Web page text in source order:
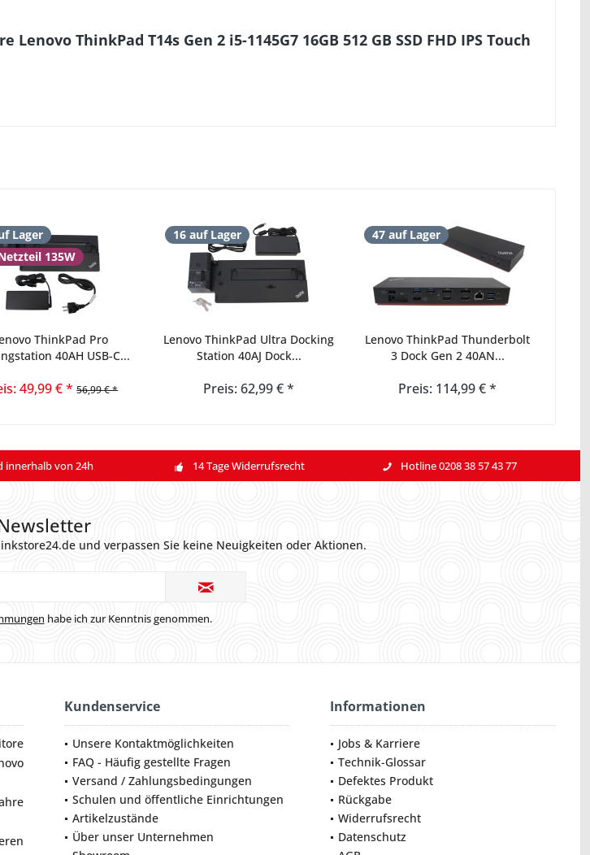
ThinkPad T14s Gen 2 i5-1145G7 16GB 512 GB SSD FHD IPS Touch
Lager
135W
ThinkPad Pro
40AH USB-C...
49,99 € * 56,99 € *
16 auf Lager
Lenovo ThinkPad Ultra Docking
Station 40AJ Dock...
Preis: 62,99 € *
47 auf Lager
Lenovo ThinkPad Thunderbolt
3 Dock Gen 2 40AN...
Preis: 114,99 € *
innerhalb von 24h 14 Tage Widerrufsrecht Hotline 0208 38 57 43 77
und verpassen Sie keine Neuigkeiten oder Aktionen.
habe ich zur Kenntnis genommen.
Kundenservice
Unsere Kontaktmöglichkeiten
FAQ - Häufig gestellte Fragen
Versand / Zahlungsbedingungen
Schulen und öffentliche Einrichtungen
Artikelzustände
Über unser Unternehmen
Informationen
Jobs & Karriere
Technik-Glossar
Defektes Produkt
Rückgabe
Widerrufsrecht
Datenschutz